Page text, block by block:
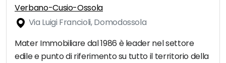
Verbano-Cusio-Ossola
Via Luigi Francioli, Domodossola
Mater Immobiliare dal 1986 è leader nel settore
edile e punto di riferimento su tutto il territorio della